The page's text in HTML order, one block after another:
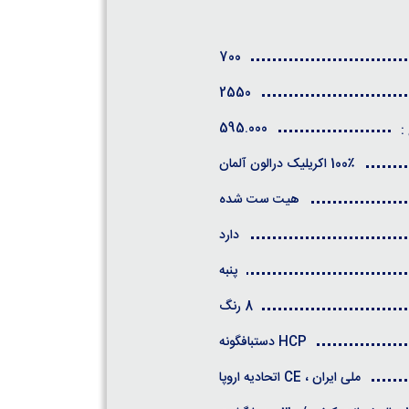
700
2550
:
595.000
100٪ اکریلیک درالون آلمان
هیت ست شده
دارد
پنبه
8 رنگ
HCP دستبافگونه
ملی ایران ، CE اتحادیه اروپا